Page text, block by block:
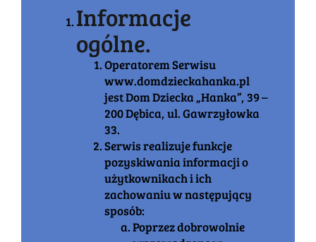
Informacje
ogólne.
Operatorem Serwisu
www.domdzieckahanka.pl
jest Dom Dziecka „Hanka”, 39 –
200 Dębica, ul. Gawrzyłowka
33.
Serwis realizuje funkcje
pozyskiwania informacji o
użytkownikach i ich
zachowaniu w następujący
sposób:
Poprzez dobrowolnie